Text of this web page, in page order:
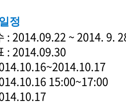
정
: 2014.09.22 ~ 2014. 9.
: 2014.09.30
15:00~17:00